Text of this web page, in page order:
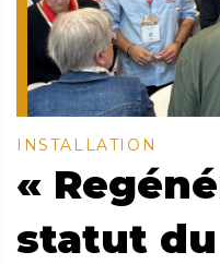
INSTALLATION
«
statut